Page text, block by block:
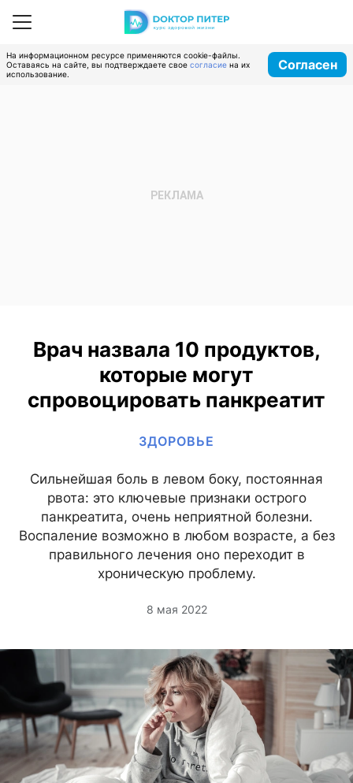
На информационном ресурсе применяются cookie-файлы.
Оставаясь на сайте, вы подтверждаете свое согласие на их
использование.
Согласен
Врач назвала 10 продуктов,
которые могут
спровоцировать панкреатит
ЗДОРОВЬЕ
Сильнейшая боль в левом боку, постоянная
рвота: это ключевые признаки острого
панкреатита, очень неприятной болезни.
Воспаление возможно в любом возрасте, а без
правильного лечения оно переходит в
хроническую проблему.
8 мая 2022